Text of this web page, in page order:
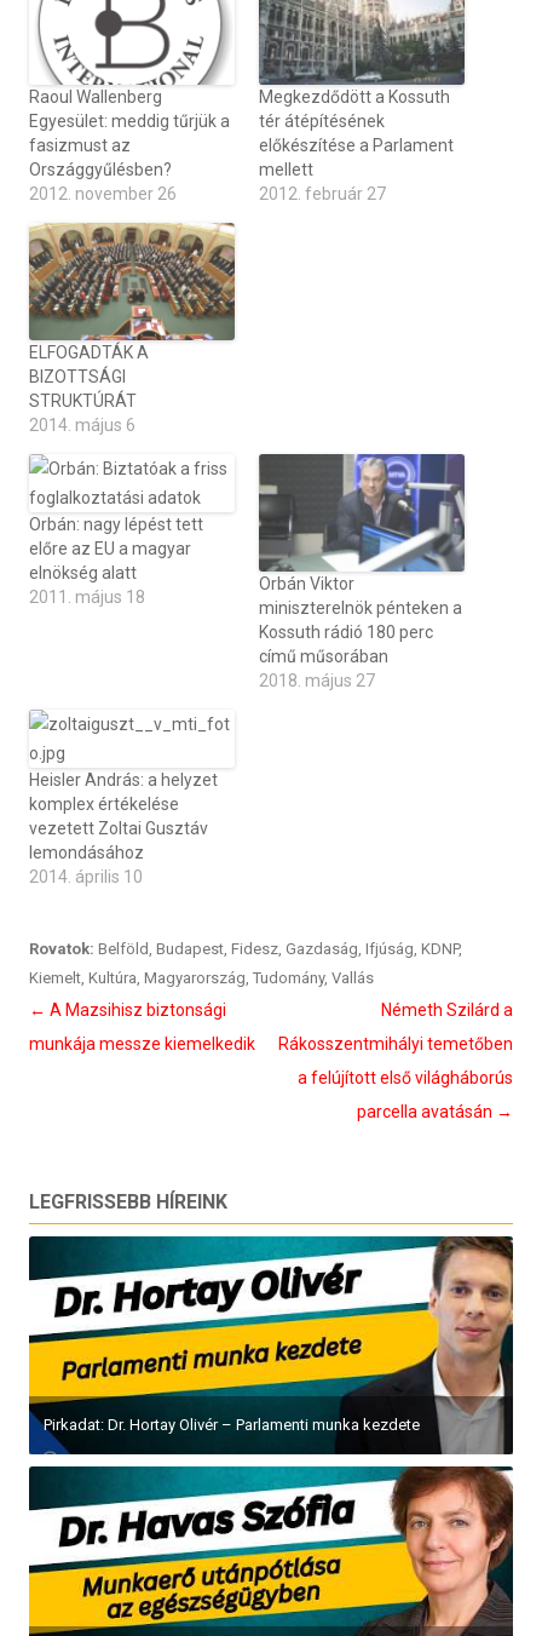
Raoul Wallenberg
Egyesület: meddig tűrjük a
fasizmust az
Országgyűlésben?
2012. november 26
Megkezdődött a Kossuth
tér átépítésének
előkészítése a Parlament
mellett
2012. február 27
ELFOGADTÁK A
BIZOTTSÁGI
STRUKTÚRÁT
2014. május 6
Orbán: nagy lépést tett
előre az EU a magyar
elnökség alatt
2011. május 18
Orbán Viktor
miniszterelnök pénteken a
Kossuth rádió 180 perc
című műsorában
2018. május 27
Heisler András: a helyzet
komplex értékelése
vezetett Zoltai Gusztáv
lemondásához
2014. április 10
Rovatok: Belföld, Budapest, Fidesz, Gazdaság, Ifjúság, KDNP,
Kiemelt, Kultúra, Magyarország, Tudomány, Vallás
Bejegyzés
navigáció
← A Mazsihisz biztonsági
munkája messze kiemelkedik
Németh Szilárd a
Rákosszentmihályi temetőben
a felújított első világháborús
parcella avatásán →
LEGFRISSEBB HÍREINK
Pirkadat: Dr. Hortay Olivér – Parlamenti munka kezdete